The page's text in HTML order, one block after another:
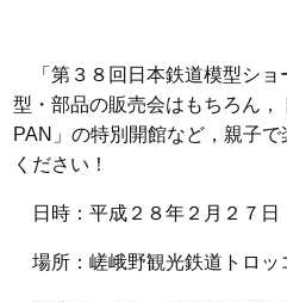
「第３８回日本鉄道模型シ
型・部品の販売会はもちろん
PAN」の特別開館など，親子
ください！
日時：平成２８年２月２７
場所：嵯峨野観光鉄道トロッ